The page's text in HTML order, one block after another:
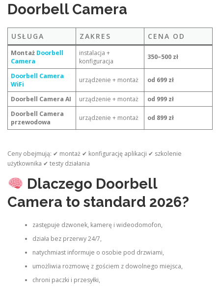
Doorbell Camera
USŁUGA ZAKRES CENA OD
Montaż Doorbell
Camera
instalacja +
konfiguracja
350–500 zł
Doorbell Camera
WiFi
urządzenie + montaż od 699 zł
Doorbell Camera AI urządzenie + montaż
od 999 zł
Doorbell Camera
przewodowa
urządzenie + montaż od 899 zł
Ceny obejmują: ✔ montaż ✔ konfigurację aplikacji ✔ szkolenie
użytkownika ✔ testy działania
Dlaczego Doorbell
Camera to standard 2026?
zastępuje dzwonek, kamerę i wideodomofon,
działa bez przerwy 24/7,
natychmiast informuje o osobie pod drzwiami,
umożliwia rozmowę z gościem z dowolnego miejsca,
chroni paczki i przesyłki,